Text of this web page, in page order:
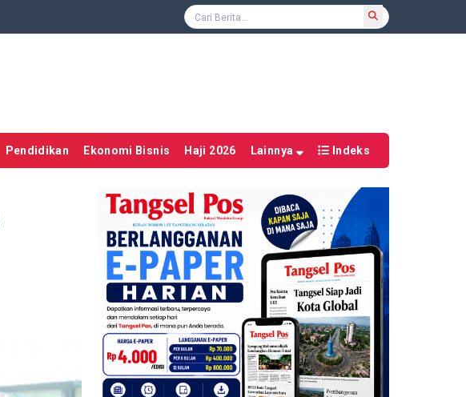
Pendidikan Ekonomi Bisnis Haji 2026 Lainnya Indeks